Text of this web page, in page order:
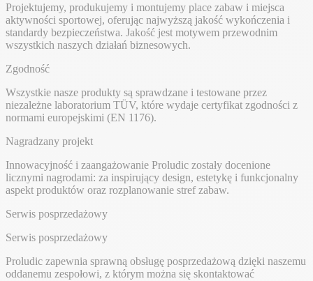
Projektujemy, produkujemy i montujemy place zabaw i miejsca
aktywności sportowej, oferując najwyższą jakość wykończenia i
standardy bezpieczeństwa. Jakość jest motywem przewodnim
wszystkich naszych działań biznesowych.
Zgodność
Wszystkie nasze produkty są sprawdzane i testowane przez
niezależne laboratorium TÜV, które wydaje certyfikat zgodności z
normami europejskimi (EN 1176).
Nagradzany projekt
Innowacyjność i zaangażowanie Proludic zostały docenione
licznymi nagrodami: za inspirujący design, estetykę i funkcjonalny
aspekt produktów oraz rozplanowanie stref zabaw.
Serwis posprzedażowy
Serwis posprzedażowy
Proludic zapewnia sprawną obsługę posprzedażową dzięki naszemu
oddanemu zespołowi, z którym można się skontaktować